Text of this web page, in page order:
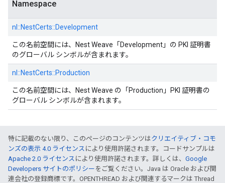
Namespace
nl::NestCerts::Development
この名前空間には、Nest Weave「Development」の PKI 証明書
のグローバル シンボルが含まれます。
nl::NestCerts::Production
この名前空間には、Nest Weave の「Production」PKI 証明書の
グローバル シンボルが含まれます。
特に記載のない限り、このページのコンテンツはクリエイティブ・コモ
ンズの表示 4.0 ライセンス により使用許諾されます。コードサンプルは
Apache 2.0 ライセンス により使用許諾されます。詳しくは、 Google
Developers サイトのポリシー をご覧ください。Java は Oracle および関
連会社の登録商標です。OPENTHREAD および関連するマークは Thread